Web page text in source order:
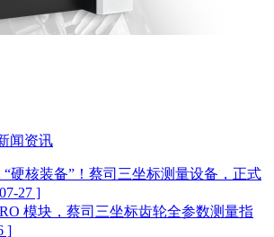
闻资讯
“硬核装备”！蔡司三坐标测量设备，正式
27 ]
模块，蔡司三坐标齿轮全参数测量指
]